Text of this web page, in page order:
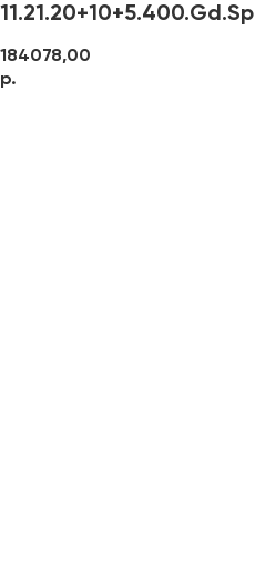
11.21.20+10+5.400.Gd.Sp
184078,00
р.